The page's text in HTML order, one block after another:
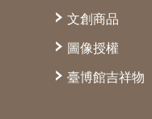
文創商品
圖像授權
臺博館吉祥物